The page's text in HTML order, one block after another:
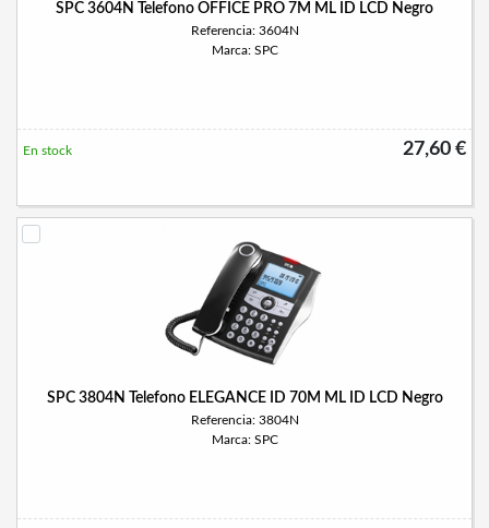
SPC 3604N Telefono OFFICE PRO 7M ML ID LCD Negro
Referencia: 3604N
Marca: SPC
27,60 €
En stock
SPC 3804N Telefono ELEGANCE ID 70M ML ID LCD Negro
Referencia: 3804N
Marca: SPC